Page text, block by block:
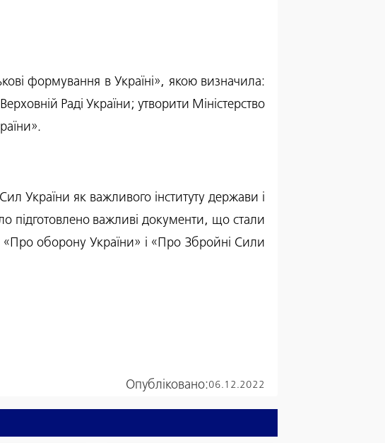
формування в Україні», якою визначила:
Раді України; утворити Міністерство
України як важливого інституту держави і
підготовлено важливі документи, що стали
оборону України» і «Про Збройні Сили
Опубліковано:06.12.2022